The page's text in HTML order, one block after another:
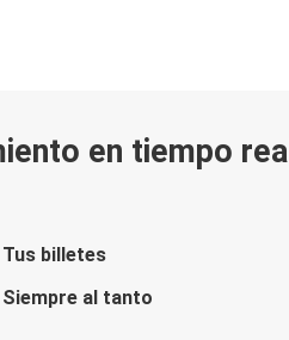
en tiempo real
Tus billetes
Siempre al tanto